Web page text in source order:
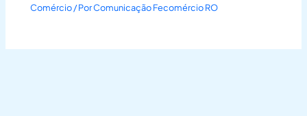
Comércio/ PorComunicação Fecomércio RO